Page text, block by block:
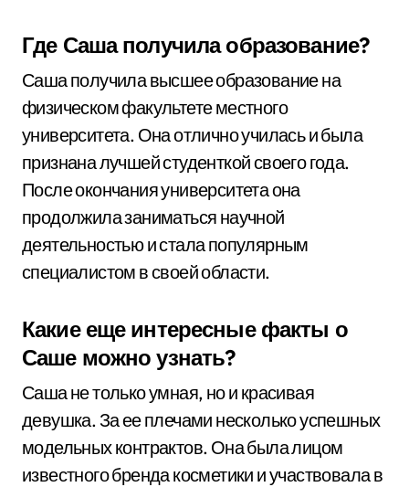
Где Саша получила образование?
Саша получила высшее образование на
физическом факультете местного
университета. Она отлично училась и была
признана лучшей студенткой своего года.
После окончания университета она
продолжила заниматься научной
деятельностью и стала популярным
специалистом в своей области.
Какие еще интересные факты о
Саше можно узнать?
Саша не только умная, но и красивая
девушка. За ее плечами несколько успешных
модельных контрактов. Она была лицом
известного бренда косметики и участвовала в